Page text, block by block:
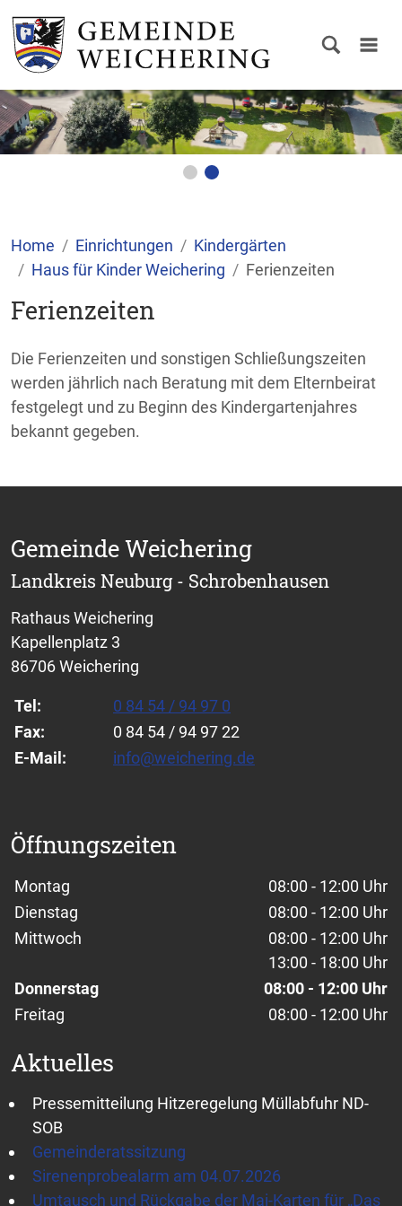
Home Einrichtungen
Kindergärten
Haus für Kinder Weichering
Ferienzeiten
Ferienzeiten
Die Ferienzeiten und sonstigen Schließungszeiten
werden jährlich nach Beratung mit dem Elternbeirat
festgelegt und zu Beginn des Kindergartenjahres
bekannt gegeben.
Gemeinde Weichering
Landkreis Neuburg - Schrobenhausen
Rathaus Weichering
Kapellenplatz 3
86706 Weichering
Tel:
0 84 54 / 94 97 0
Fax:
0 84 54 / 94 97 22
E-Mail:
info@weichering.de
Öffnungszeiten
Wochentage / Monate
Öffnungszeiten / Hinweise
Montag
08:00 - 12:00 Uhr
Dienstag
08:00 - 12:00 Uhr
Mittwoch
08:00 - 12:00 Uhr
13:00 - 18:00 Uhr
Donnerstag
08:00 - 12:00 Uhr
Freitag
08:00 - 12:00 Uhr
Aktuelles
Pressemitteilung Hitzeregelung Müllabfuhr ND-
SOB
Gemeinderatssitzung
Sirenenprobealarm am 04.07.2026
Umtausch und Rückgabe der Mai-Karten für „Das